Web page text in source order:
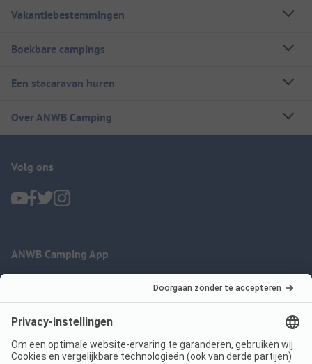
Vakantiebestemmingen
Boekbare campings
Een stacaravan huren
Over ANWB Camping
Volg ons
ANWB Camping App